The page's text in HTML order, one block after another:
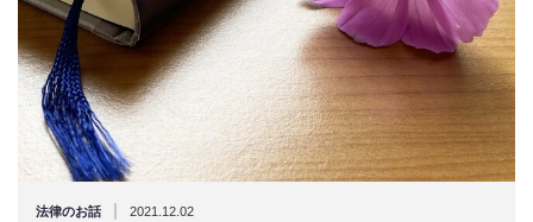
法律のお話 | 2021.12.02